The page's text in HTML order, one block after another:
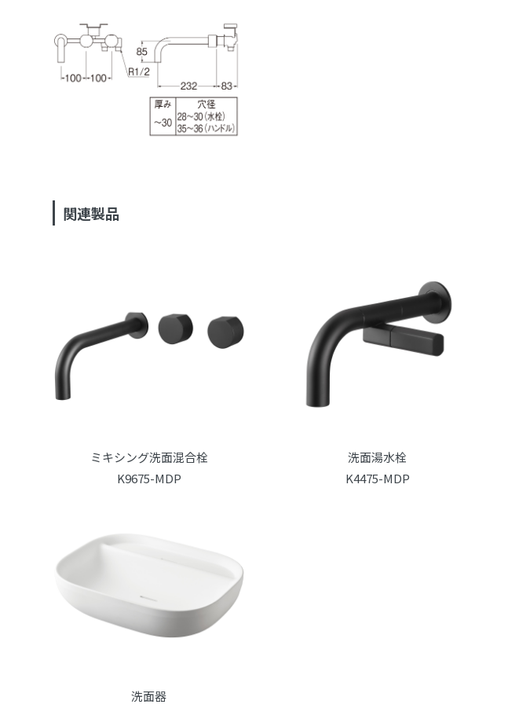
関連製品
ミキシング洗面混合栓
K9675-MDP
洗面湯水栓
K4475-MDP
洗面器